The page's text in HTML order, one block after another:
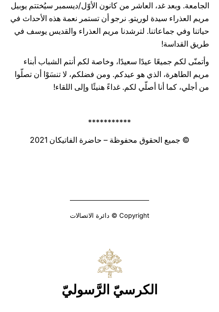
الجامعة. وبعد غد، العاشر من كانون الأوّل/ديسمبر سيُختتم يوبيل
مريم العذراء سيدة لوريتو. نرجو أن تستمر نعمة هذه الأحداث في
حياتنا وفي جماعاتنا. لترشدنا مريم العذراء والقديس يوسف في
طريق القداسة!
وأتمنّى لكم جميعًا عيدًا سعيدًا، وخاصة لكم أنتم الشباب أبناء
مريم الطاهرة، الذي هو عيدكم. ومن فضلكم، لا تنسَوْا أن تصلّوا
من أجلي، كما أنا أصلّي لكم. غداءً هنيئًا وإلى اللقاء!
***********
© جميع الحقوق محفوظة – حاضرة الفاتيكان 2021
Copyright © دائرة الاتصالات
الكرسيّ الرَّسوليّ